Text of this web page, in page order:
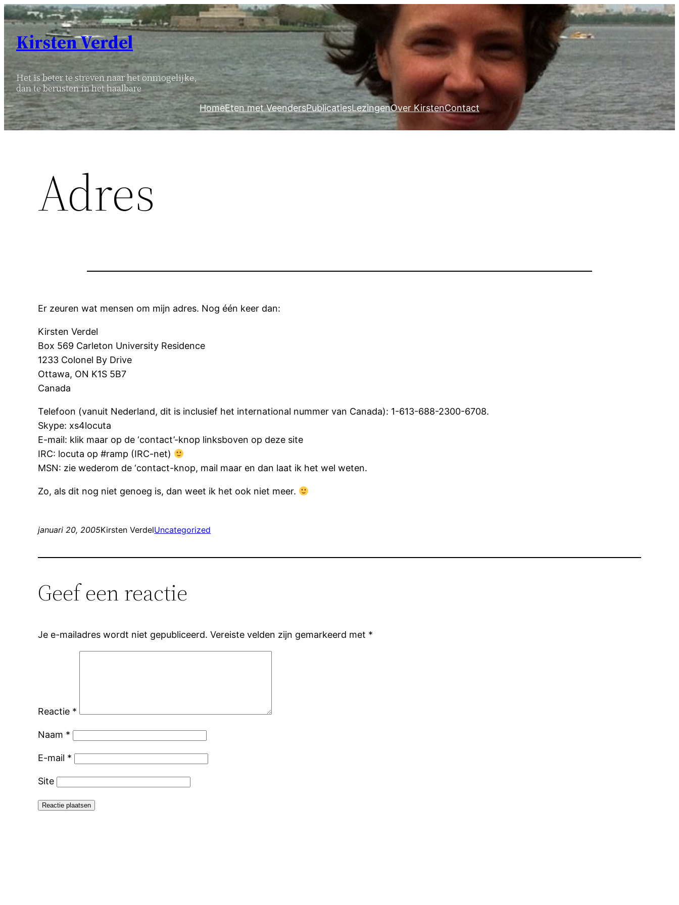
Ga
naar
inhoud
Kirsten Verdel
Het is beter te streven naar het onmogelijke,
dan te berusten in het haalbare
HomeEten met VeendersPublicatiesLezingenOver KirstenContact
Adres
Er zeuren wat mensen om mijn adres. Nog één keer dan:
Kirsten Verdel
Box 569 Carleton University Residence
1233 Colonel By Drive
Ottawa, ON K1S 5B7
Canada
Telefoon (vanuit Nederland, dit is inclusief het international nummer van Canada): 1-613-688-2300-6708.
Skype: xs4locuta
E-mail: klik maar op de ‘contact’-knop linksboven op deze site
IRC: locuta op #ramp (IRC-net)
MSN: zie wederom de ‘contact-knop, mail maar en dan laat ik het wel weten.
Zo, als dit nog niet genoeg is, dan weet ik het ook niet meer.
januari 20, 2005Kirsten VerdelUncategorized
Geef een reactie
Je e-mailadres wordt niet gepubliceerd. Vereiste velden zijn gemarkeerd met *
Reactie *
Naam *
E-mail *
Site